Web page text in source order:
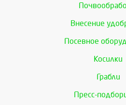
Внесение
Посевное
Косилки
Грабли
Пресс-